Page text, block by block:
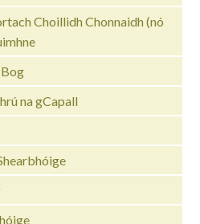
Choillidh Chonnaidh (nó
na gCapall